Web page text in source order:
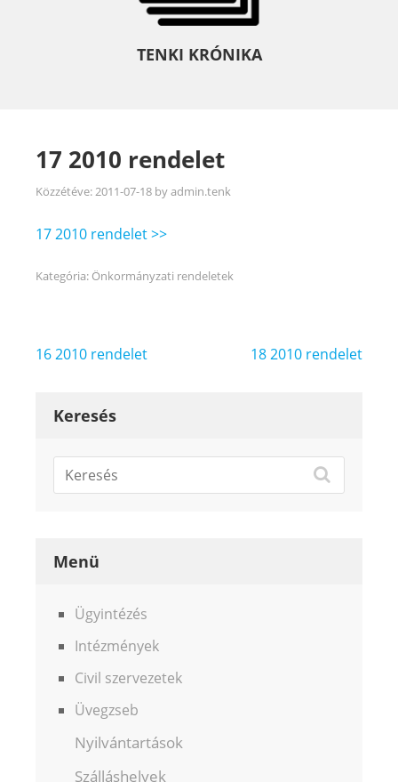
TENKI KRÓNIKA
17 2010 rendelet
Közzétéve:2011-07-18 byadmin.tenk
17 2010 rendelet >>
Kategória: Önkormányzati rendeletek
Bejegyzés
16 2010 rendelet 18 2010 rendelet
Keresés
Menü
Ügyintézés
Intézmények
Civil szervezetek
Üvegzseb
Nyilvántartások
Szálláshelyek